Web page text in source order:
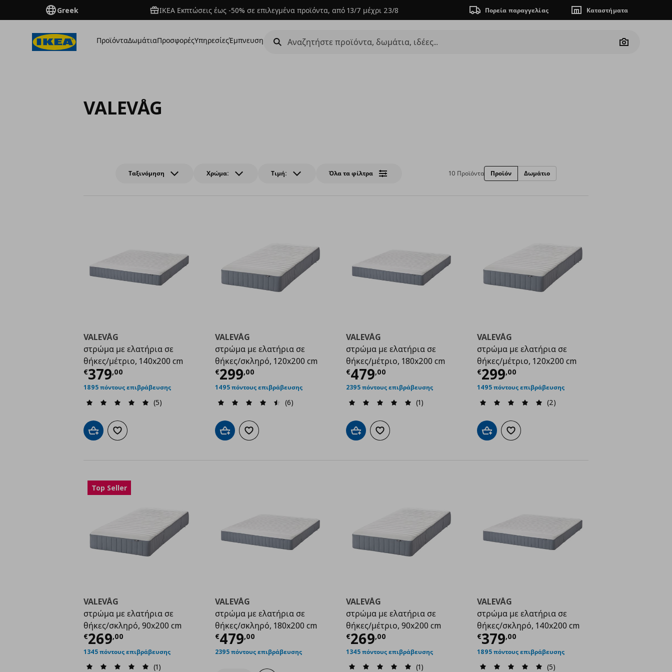
Greek ΙΚΕΑ Εκπτώσεις έως -50% σε επιλεγμένα προϊόντα, από 13/7 μέχρι 23/8 Πορεία παραγγελίας Καταστήματα
ΠροϊόνταΔωμάτιαΠροσφορέςΥπηρεσίεςΈμπνευση
Camera
VALEVÅG
Ταξινόμηση Χρώμα: Τιμή: Όλα τα φίλτρα 10 Προϊόντα Προϊόν Δωμάτιο
VALEVÅG
στρώμα με ελατήρια σε
θήκες/μέτριο, 140x200 cm
€379,00
Τρέχουσα τιμή € 379,00
1895 πόντους επιβράβευσης
(5)
Προσθήκη στο καλάθι
Προσθήκη στα αγαπημένα
VALEVÅG
στρώμα με ελατήρια σε
θήκες/σκληρό, 120x200 cm
€299,00
Τρέχουσα τιμή € 299,00
1495 πόντους επιβράβευσης
(6)
Προσθήκη στο καλάθι
Προσθήκη στα αγαπημένα
VALEVÅG
στρώμα με ελατήρια σε
θήκες/μέτριο, 180x200 cm
€479,00
Τρέχουσα τιμή € 479,00
2395 πόντους επιβράβευσης
(1)
Προσθήκη στο καλάθι
Προσθήκη στα αγαπημένα
VALEVÅG
στρώμα με ελατήρια σε
θήκες/μέτριο, 120x200 cm
€299,00
Τρέχουσα τιμή
1495 πόντους επιβράβευσης
(2)
Προσθήκη στο καλάθι
Προσθήκη στα αγαπημένα
Top Seller
VALEVÅG
στρώμα με ελατήρια σε
θήκες/σκληρό, 90x200 cm
€269,00
Τρέχουσα τιμή € 269,00
1345 πόντους επιβράβευσης
(1)
VALEVÅG
στρώμα με ελατήρια σε
θήκες/σκληρό, 180x200 cm
€479,00
Τρέχουσα τιμή € 479,00
2395 πόντους επιβράβευσης
VALEVÅG
στρώμα με ελατήρια σε
θήκες/μέτριο, 90x200 cm
€269,00
Τρέχουσα τιμή € 269,00
1345 πόντους επιβράβευσης
(1)
VALEVÅG
στρώμα με ελατήρια σε
θήκες/σκληρό, 140x200 cm
€379,00
Τρέχουσα τιμή
1895 πόντους επιβράβευσης
(5)